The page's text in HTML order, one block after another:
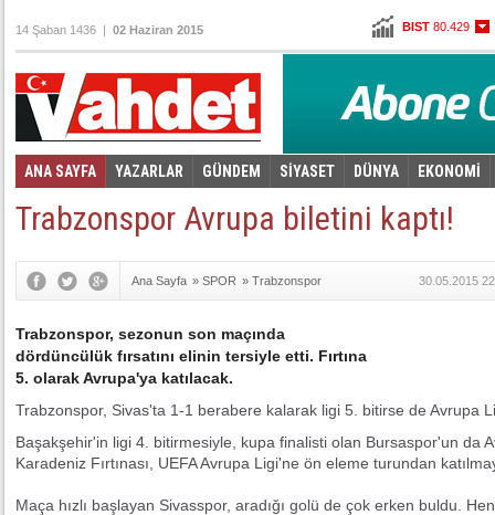
BIST 80.429
Altın103,202
Euro 2,9165
14 Şaban 1436 | 02 Haziran 2015
ANA SAYFA YAZARLAR GÜNDEM SİYASET DÜNYA EKONOMİ
Foto Galeri
Trabzonspor Avrupa biletini kaptı!
Ana Sayfa » SPOR » Trabzonspor 30.05.2015
Trabzonspor, sezonun son maçında
dördüncülük fırsatını elinin tersiyle etti. Fırtına
5. olarak Avrupa'ya katılacak.
Trabzonspor, Sivas'ta 1-1 berabere kalarak ligi 5. bitirse de Avrupa
Başakşehir'in ligi 4. bitirmesiyle, kupa finalisti olan Bursaspor'un da
Karadeniz Fırtınası, UEFA Avrupa Ligi'ne ön eleme turundan
Maça hızlı başlayan Sivasspor, aradığı golü de çok erken buldu.